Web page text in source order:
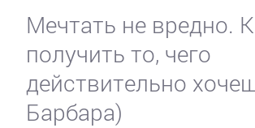
Мечтать не вредно.
получить то, чего
действительно
Барбара)